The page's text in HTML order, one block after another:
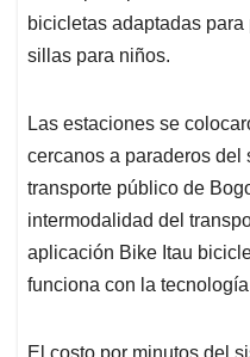
bicicletas adaptadas
sillas para niños.
Las estaciones se
cercanos a paraderos del
transporte público de
intermodalidad del
aplicación Bike Itau
funciona con la